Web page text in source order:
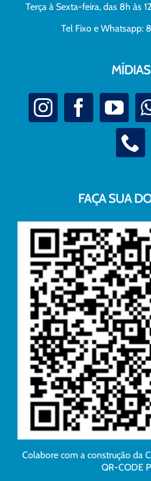
Terça à Sexta-feira, das 8h às
Tel Fixo e Whatsapp:
MÍDIAS
FAÇA SUA
Colabore com a construção da
QR-CODE